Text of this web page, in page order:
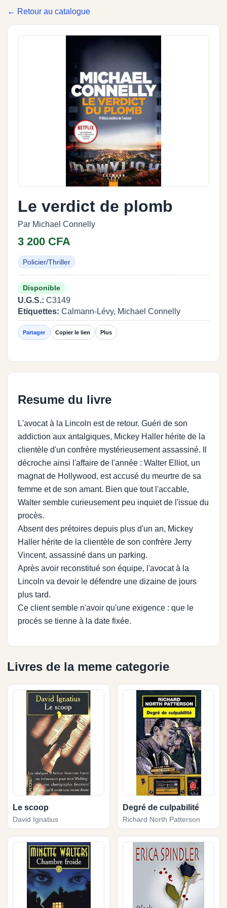
← Retour au catalogue
Le verdict de plomb
Par Michael Connelly
3 200 CFA
Policier/Thriller
Disponible
U.G.S.: C3149
Etiquettes: Calmann-Lévy, Michael Connelly
Partager Copier le lien Plus
Resume du livre
L'avocat à la Lincoln est de retour. Guéri de son
addiction aux antalgiques, Mickey Haller hérite de la
clientèle d'un confrère mystérieusement assassiné. Il
décroche ainsi l'affaire de l'année : Walter Elliot, un
magnat de Hollywood, est accusé du meurtre de sa
femme et de son amant. Bien que tout l'accable,
Walter semble curieusement peu inquiet de l'issue du
procès.
Absent des prétoires depuis plus d'un an, Mickey
Haller hérite de la clientèle de son confrère Jerry
Vincent, assassiné dans un parking.
Après avoir reconstitué son équipe, l'avocat à la
Lincoln va devoir le défendre une dizaine de jours
plus tard.
Ce client semble n'avoir qu'une exigence : que le
procés se tienne à la date fixée.
Livres de la meme categorie
Le scoop
David Ignatius
Degré de culpabilité
Richard North Patterson